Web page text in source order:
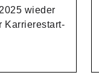
wieder
Karrierestart-